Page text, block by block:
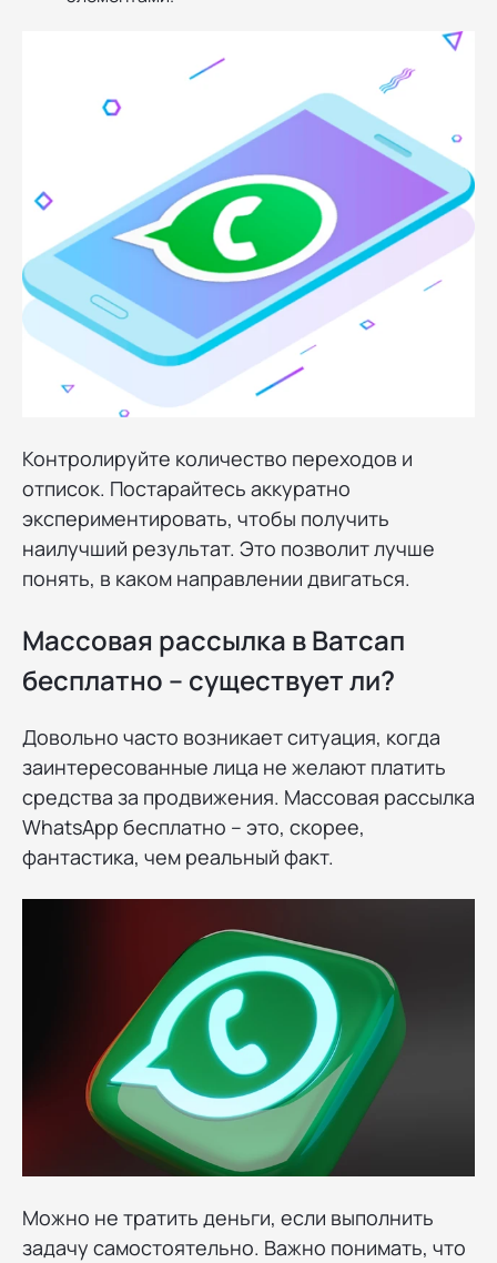
Контролируйте количество переходов и
отписок. Постарайтесь аккуратно
экспериментировать, чтобы получить
наилучший результат. Это позволит лучше
понять, в каком направлении двигаться.
Массовая рассылка в Ватсап
бесплатно – существует ли?
Довольно часто возникает ситуация, когда
заинтересованные лица не желают платить
средства за продвижения. Массовая рассылка
WhatsApp бесплатно – это, скорее,
фантастика, чем реальный факт.
Можно не тратить деньги, если выполнить
задачу самостоятельно. Важно понимать, что